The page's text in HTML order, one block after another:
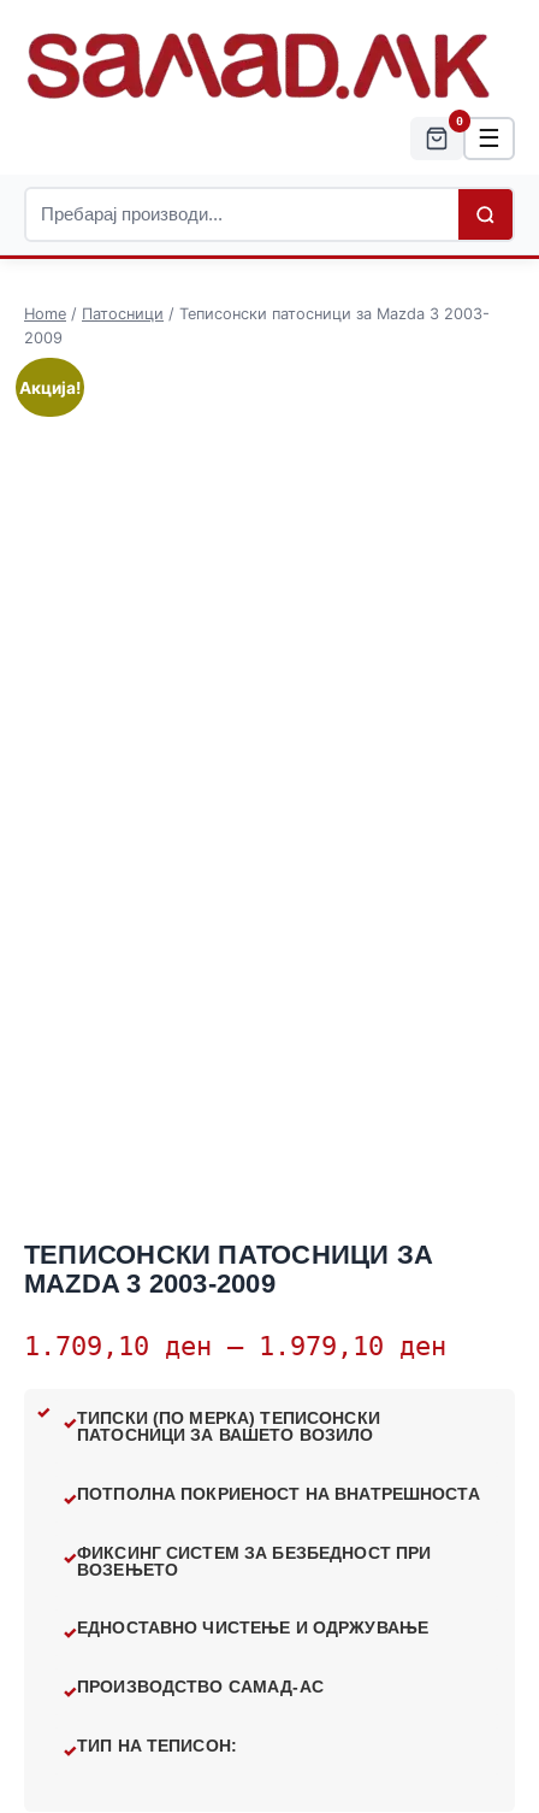
0
☰
Home / Патосници / Теписонски патосници за Mazda 3 2003-
2009
Акција!
ТЕПИСОНСКИ ПАТОСНИЦИ ЗА
MAZDA 3 2003-2009
1.709,10 ден – 1.979,10 ден
ТИПСКИ (ПО МЕРКА) ТЕПИСОНСКИ
ПАТОСНИЦИ ЗА ВАШЕТО ВОЗИЛО
ПОТПОЛНА ПОКРИЕНОСТ НА ВНАТРЕШНОСТА
ФИКСИНГ СИСТЕМ ЗА БЕЗБЕДНОСТ ПРИ
ВОЗЕЊЕТО
ЕДНОСТАВНО ЧИСТЕЊЕ И ОДРЖУВАЊЕ
ПРОИЗВОДСТВО САМАД-АС
ТИП НА ТЕПИСОН: